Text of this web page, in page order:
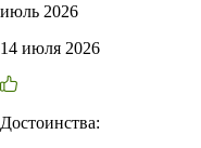
июль 2026
14 июля 2026
Достоинства: